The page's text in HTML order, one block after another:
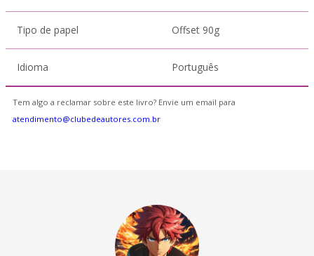
Tipo de papel Offset 90g
Idioma Português
Tem algo a reclamar sobre este livro? Envie um email para
atendimento@clubedeautores.com.br